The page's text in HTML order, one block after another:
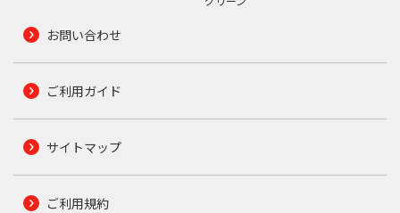
お問い合わせ
ご利用ガイド
サイトマップ
ご利用規約